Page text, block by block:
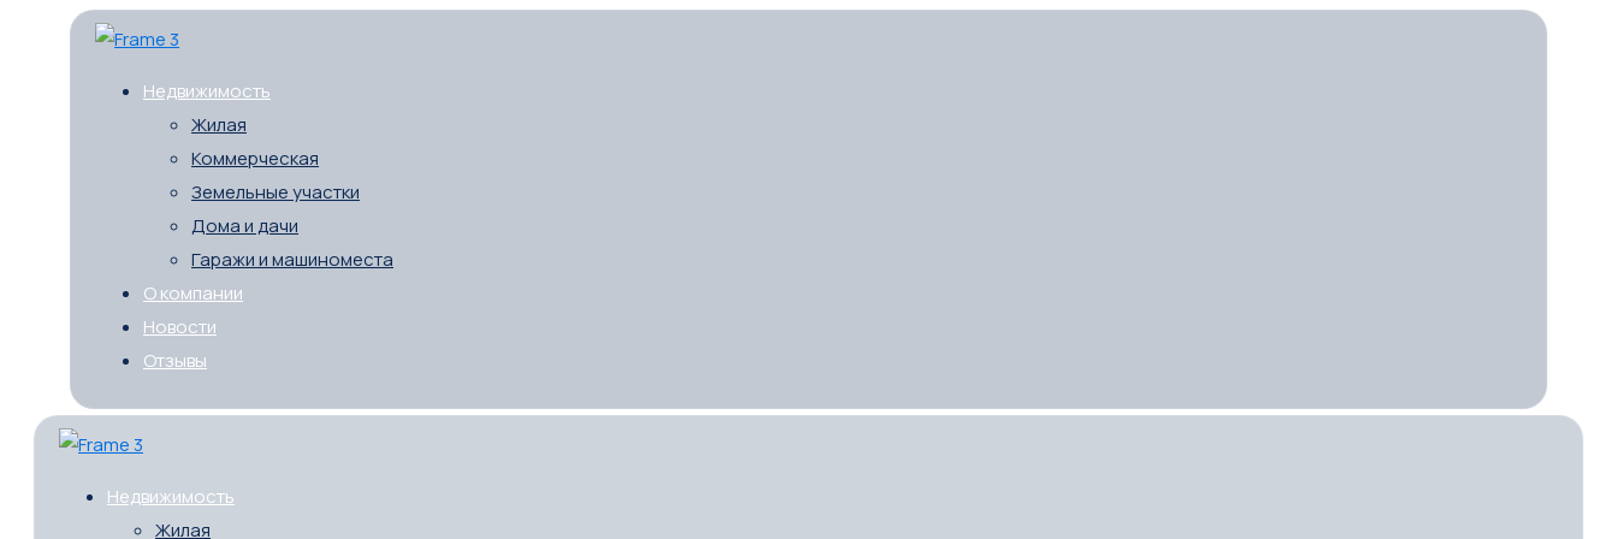
Недвижимость
Жилая
Коммерческая
Земельные участки
Дома и дачи
Гаражи и машиноместа
О компании
Новости
Отзывы
Недвижимость
Жилая